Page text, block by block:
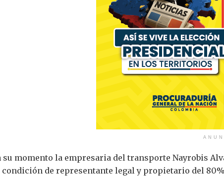
su momento la empresaria del transporte Nayrobis
condición de representante legal y propietario del